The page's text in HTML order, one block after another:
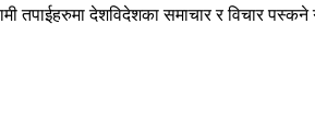
तपाईहरुमा देशविदेशका समाचार र विचार